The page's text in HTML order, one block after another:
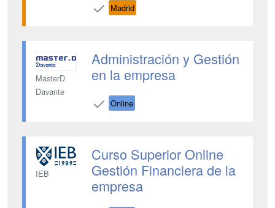
Madrid
MasterD
Davante
Administración y Gestión
en la empresa
Online
IEB
Curso Superior Online
Gestión Financiera de la
empresa